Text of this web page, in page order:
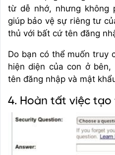
từ dễ nhớ, nhưng không
giúp bảo vệ sự riêng tư
thủ với bất cứ tên đăng
Do bạn có thể muốn truy
hiện diện của con ở
tên đăng nhập và mật
4. Hoàn tất việc